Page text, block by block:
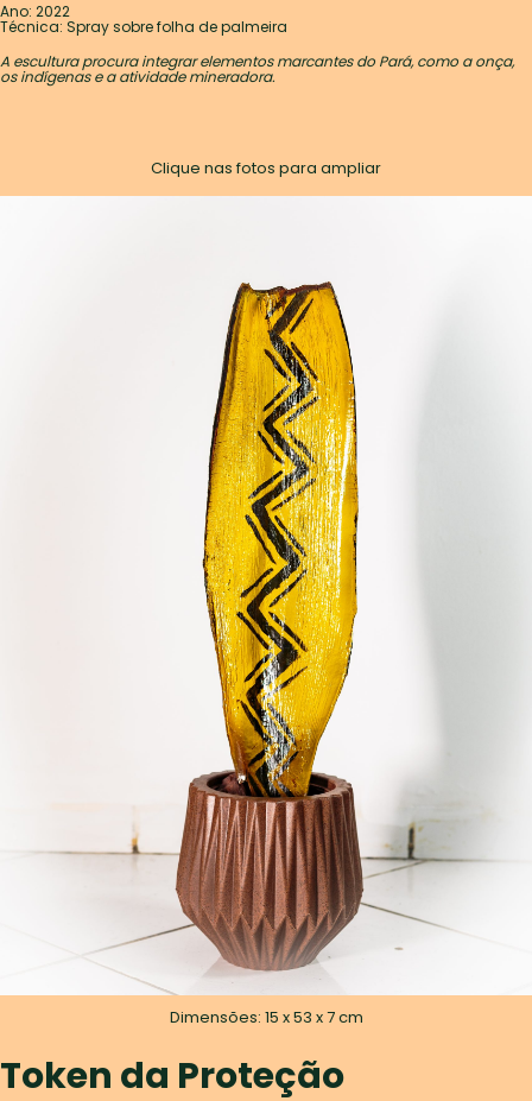
Ano: 2022
Técnica: Spray sobre folha de palmeira
A escultura procura integrar elementos marcantes do Pará, como a onça,
os indígenas e a atividade mineradora.
Clique nas fotos para ampliar
Dimensões: 15 x 53 x 7 cm
Token da Proteção